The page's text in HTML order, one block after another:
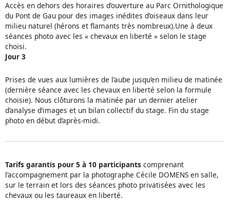
Accès en dehors des horaires d’ouverture au Parc Ornithologique
du Pont de Gau pour des images inédites d’oiseaux dans leur
milieu naturel (hérons et flamants très nombreux).Une à deux
séances photo avec les « chevaux en liberté » selon le stage
choisi.
Jour 3
Prises de vues aux lumières de l’aube jusqu’en milieu de matinée
(dernière séance avec les chevaux en liberté selon la formule
choisie). Nous clôturons la matinée par un dernier atelier
d’analyse d’images et un bilan collectif du stage. Fin du stage
photo en début d’après-midi.
Tarifs garantis pour 5 à 10 participants comprenant
l’accompagnement par la photographe Cécile DOMENS en salle,
sur le terrain et lors des séances photo privatisées avec les
chevaux ou les taureaux en liberté.